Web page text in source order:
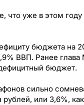
что уже в этом
бюджета на
ВВП. Ранее глава
бюджет.
сильно
или 3,6%,